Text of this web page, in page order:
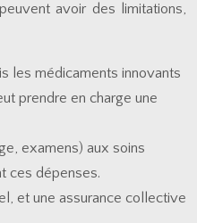
avoir des limitations,
les médicaments innovants
prendre en charge une
examens) aux soins
ces dépenses.
et une assurance collective